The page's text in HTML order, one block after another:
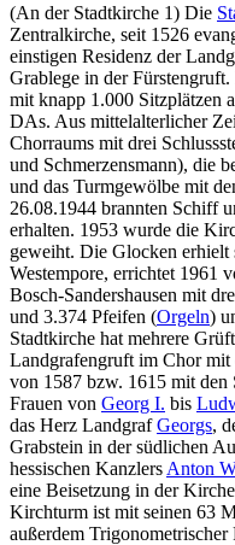
(An der Stadtkirche 1) Die
Zentralkirche, seit 1526
einstigen Residenz der
Grablege in der
mit knapp 1.000 Sitzplätzen
DAs. Aus mittelalterlicher
Chorraums mit drei
und Schmerzensmann), die
und das Turmgewölbe mit
26.08.1944 brannten Schiff
erhalten. 1953 wurde die
geweiht. Die Glocken
Westempore, errichtet 1961
Bosch-Sandershausen mit
und 3.374 Pfeifen (Orgeln)
Stadtkirche hat mehrere
Landgrafengruft im Chor mit
von 1587 bzw. 1615 mit den
Frauen von Georg I. bis
das Herz LandgrafGeorgs,
Grabstein in der südlichen
hessischen Kanzlers Anton
eine Beisetzung in der
Kirchturm ist mit seinen 63
außerdem